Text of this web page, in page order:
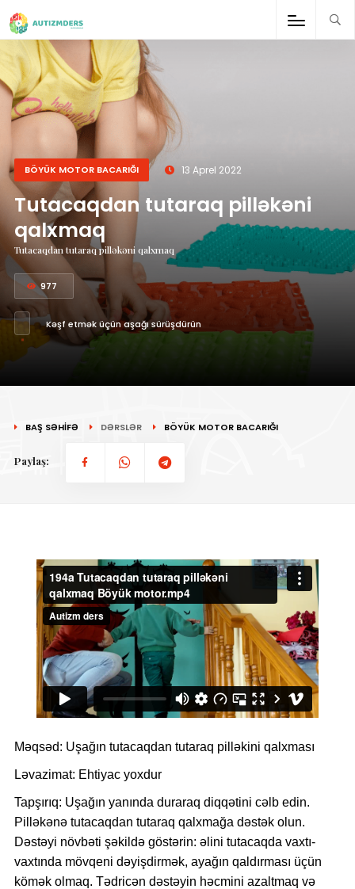
BÖYÜK MOTOR BACARIĞI 13 Aprel 2022
Tutacaqdan tutaraq pilləkəni
qalxmaq
Tutacaqdan tutaraq pilləkəni qalxmaq
977
Kəşf etmək üçün aşağı sürüşdürün
BAŞ SƏHİFƏ DƏRSLƏR BÖYÜK MOTOR BACARIĞI
Paylaş:
Məqsəd: Uşağın tutacaqdan tutaraq pilləkini qalxması
Ləvazimat: Ehtiyac yoxdur
Tapşırıq: Uşağın yanında duraraq diqqətini cəlb edin.
Pilləkənə tutacaqdan tutaraq qalxmağa dəstək olun.
Dəstəyi növbəti şəkildə göstərin: əlini tutacaqda vaxtı-
vaxtında mövqeni dəyişdirmək, ayağın qaldırması üçün
kömək olmaq. Tədricən dəstəyin həcmini azaltmaq və